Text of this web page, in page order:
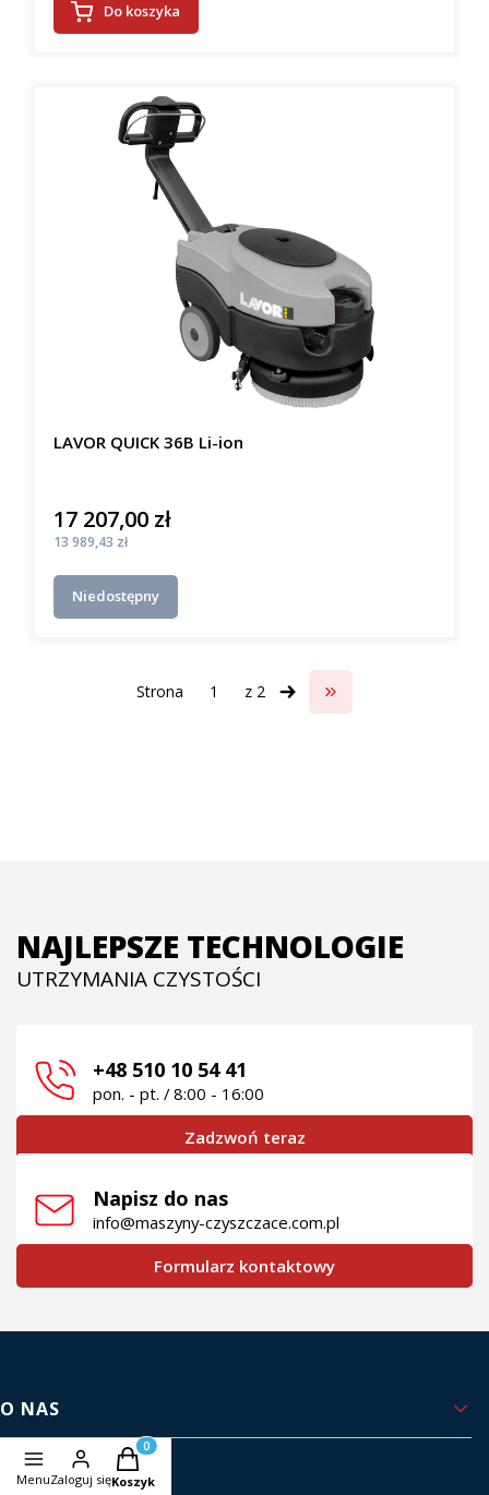
Do koszyka
LAVOR QUICK 36B Li-ion
Cena
17 207,00 zł
Cena
13 989,43 zł
Niedostępny
Strona z 2 Przejdź do ostatniej
NAJLEPSZE TECHNOLOGIE
UTRZYMANIA CZYSTOŚCI
+48 510 10 54 41
pon. - pt. / 8:00 - 16:00
Zadzwoń teraz
Napisz do nas
info@maszyny-czyszczace.com.pl
Formularz kontaktowy
Linki w stopce
O NAS
Kontakt i dane firmy
MenuZaloguj się
Produkty w koszyku: 0. Zobacz szczegóły
Koszyk